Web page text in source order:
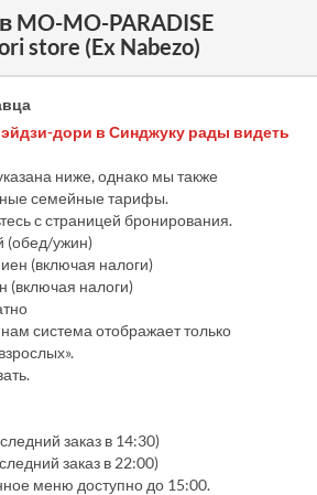
MO-MO-PARADISE
store (Ex Nabezo)
дори в Синджуку рады видеть
ниже, однако мы также
семейные тарифы.
с страницей бронирования.
(обед/ужин)
(включая налоги)
(включая налоги)
система отображает только
заказ в 14:30)
заказ в 22:00)
меню доступно до 15:00.